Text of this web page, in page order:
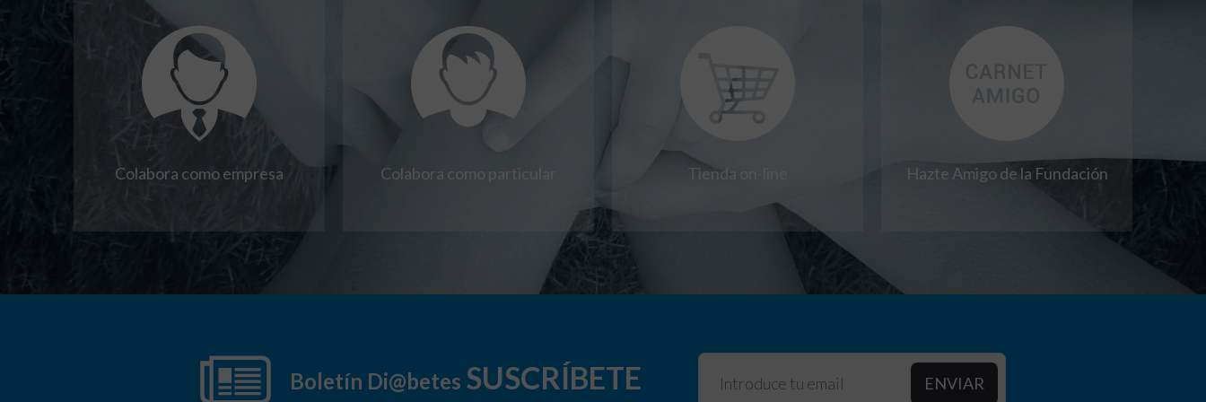
Colabora como empresa Colabora como particular Tienda on-line Hazte Amigo de la Fundación
Boletín Di@betes SUSCRÍBETE